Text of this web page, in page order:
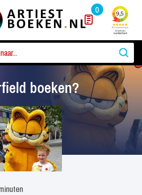
0
boeken?